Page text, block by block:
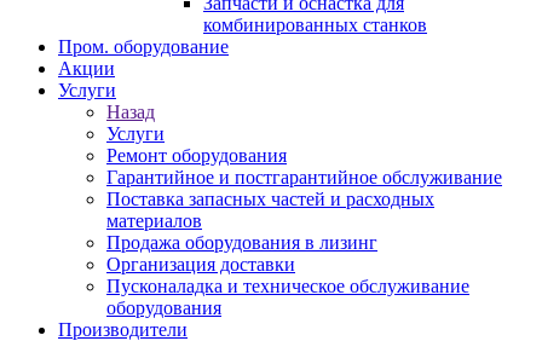
комбинированных станков
Пром. оборудование
Акции
Услуги
Назад
Услуги
Ремонт оборудования
Гарантийное и постгарантийное обслуживание
Поставка запасных частей и расходных
материалов
Продажа оборудования в лизинг
Организация доставки
Пусконаладка и техническое обслуживание
оборудования
Производители